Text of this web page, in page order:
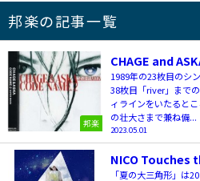
邦楽の記事一覧
邦楽
CHAGE and
1989年の23枚目のシ
38枚目「river」まで
ィラインをいたると
の壮大さまで兼ね備...
2023.05.01
NICO Touches
「夏の大三角形」は